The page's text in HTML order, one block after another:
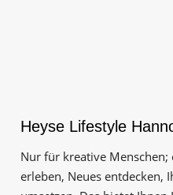
Heyse Lifestyle
Nur für kreative Menschen;
erleben, Neues entdecken,